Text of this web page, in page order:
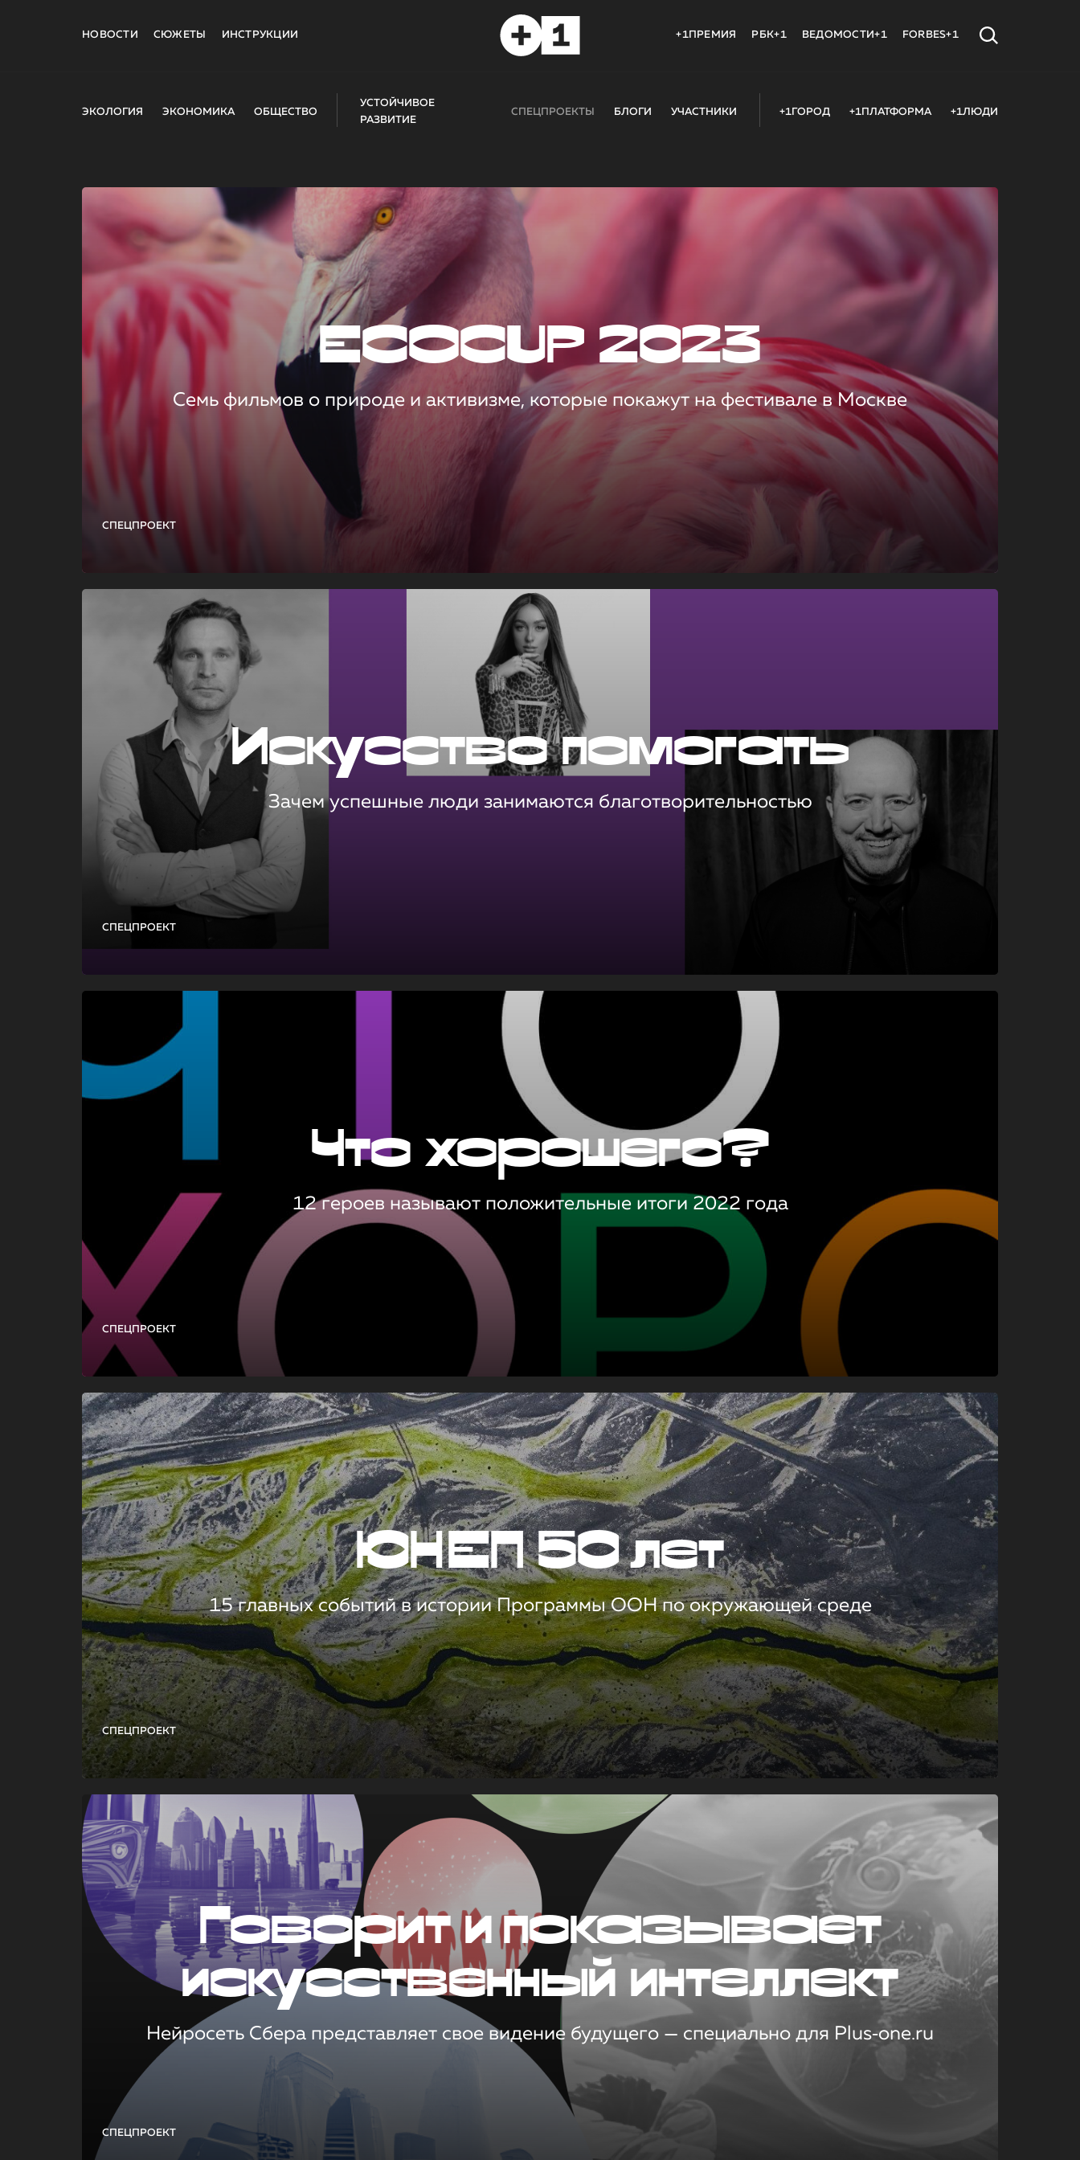
НОВОСТИ СЮЖЕТЫ ИНСТРУКЦИИ +1ПРЕМИЯ РБК+1 ВЕДОМОСТИ+1 FORBES+1
ЭКОЛОГИЯ ЭКОНОМИКА ОБЩЕСТВО
УСТОЙЧИВОЕ
РАЗВИТИЕ
СПЕЦПРОЕКТЫ БЛОГИ УЧАСТНИКИ +1ГОРОД +1ПЛАТФОРМА +1ЛЮДИ
СПЕЦПРОЕКТ
ECOCUP 2023
Семь фильмов о природе и активизме, которые покажут на фестивале в Москве
СПЕЦПРОЕКТ
Искусство помогать
Зачем успешные люди занимаются благотворительностью
СПЕЦПРОЕКТ
Что хорошего?
12 героев называют положительные итоги 2022 года
СПЕЦПРОЕКТ
ЮНЕП 50 лет
15 главных событий в истории Программы ООН по окружающей среде
СПЕЦПРОЕКТ
Говорит и показывает
искусственный интеллект
Нейросеть Сбера представляет свое видение будущего — специально для Plus‑one.ru